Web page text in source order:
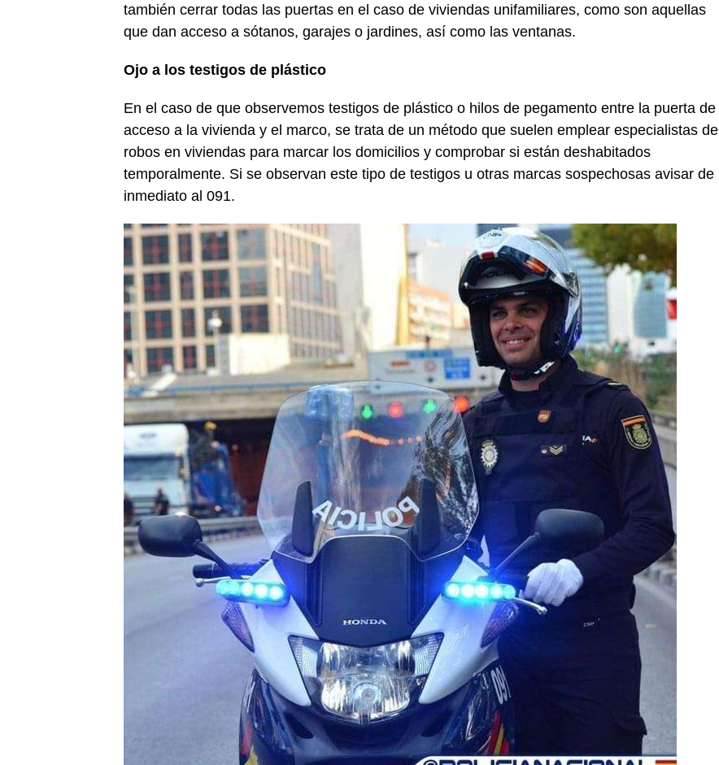
también cerrar todas las puertas en el caso de viviendas unifamiliares, como son aquellas
que dan acceso a sótanos, garajes o jardines, así como las ventanas.
Ojo a los testigos de plástico
En el caso de que observemos testigos de plástico o hilos de pegamento entre la puerta de
acceso a la vivienda y el marco, se trata de un método que suelen emplear especialistas de
robos en viviendas para marcar los domicilios y comprobar si están deshabitados
temporalmente. Si se observan este tipo de testigos u otras marcas sospechosas avisar de
inmediato al 091.